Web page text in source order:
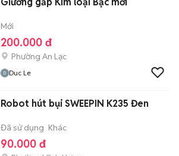
Mới
200.000 đ
Phường An Lạc
Duc Le
Robot hút bụi SWEEPIN K235 Đen
Đã sử dụng Khác
90.000 đ